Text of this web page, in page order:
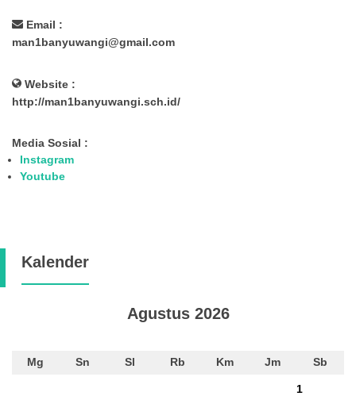
Email :
man1banyuwangi@gmail.com
Website :
http://man1banyuwangi.sch.id/
Media Sosial :
Instagram
Youtube
Kalender
Agustus 2026
Mg Sn Sl Rb Km Jm Sb
1